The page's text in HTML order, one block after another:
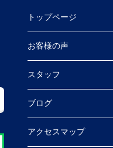
トップページ
お客様の声
スタッフ
ブログ
アクセスマップ